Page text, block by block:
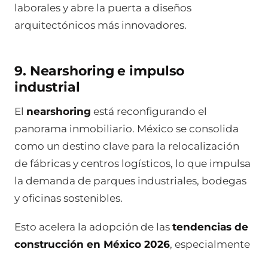
laborales y abre la puerta a diseños
arquitectónicos más innovadores.
9. Nearshoring e impulso
industrial
El nearshoring está reconfigurando el
panorama inmobiliario. México se consolida
como un destino clave para la relocalización
de fábricas y centros logísticos, lo que impulsa
la demanda de parques industriales, bodegas
y oficinas sostenibles.
Esto acelera la adopción de las tendencias de
construcción en México 2026, especialmente